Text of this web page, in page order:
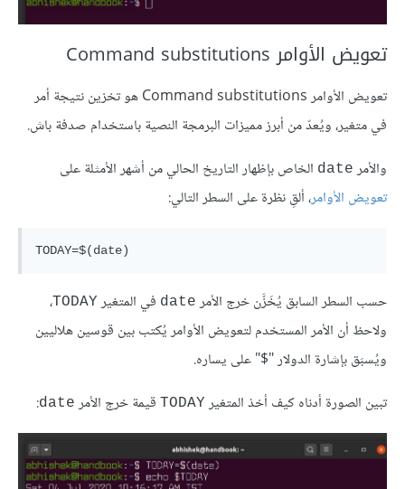
تعويض الأوامر Command substitutions
تعويض الأوامر Command substitutions هو تخزين نتيجة أمر
في متغير، ويُعدّ من أبرز مميزات البرمجة النصية باستخدام صدفة باش.
والأمر date الخاص بإظهار التاريخ الحالي من أشهر الأمثلة على
تعويض الأوامر، ألقِ نظرة على السطر التالي:
حسب السطر السابق يُخَزَّن خرج الأمر date في المتغير TODAY،
ولاحظ أن الأمر المستخدم لتعويض الأوامر يُكتب بين قوسين هلاليين
ويُسبَق بإشارة الدولار "$" على يساره.
تبين الصورة أدناه كيف أخذ المتغير TODAY قيمة خرج الأمر date
: